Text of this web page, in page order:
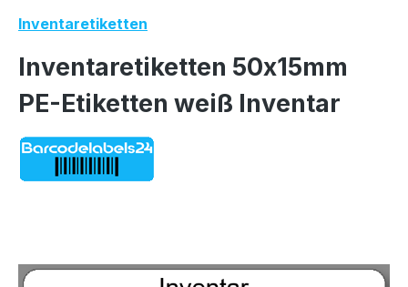
Inventaretiketten
Inventaretiketten 50x15mm
PE-Etiketten weiß Inventar